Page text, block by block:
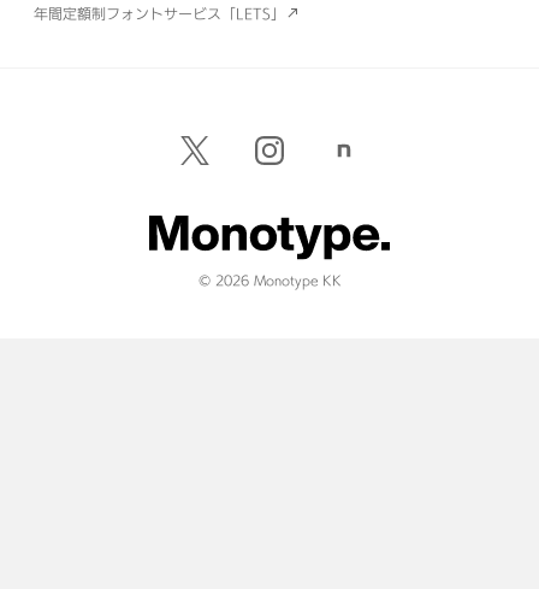
年間定額制フォントサービス「LETS」
© 2026 Monotype KK